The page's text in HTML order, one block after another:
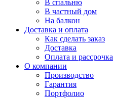
В спальню
В частный дом
На балкон
Доставка и оплата
Как сделать заказ
Доставка
Оплата и рассрочка
О компании
Производство
Гарантия
Портфолио